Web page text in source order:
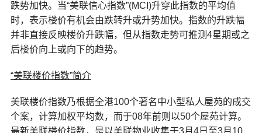
跌势加快。当“美联信心指数”(MCI)升穿此指数的平均值
时，表示楼价有机会由跌转升或升势加快。指数的升跌幅
并非直接反映楼价升跌幅，但从指数走势可推测4星期或之
后楼价向上或向下的趋势。
“美联楼价指数”简介
美联楼价指数乃根据全港100个著名中小型私人屋苑的成交
个案，计算加权平均数，而于08年前则以50个屋苑计算。